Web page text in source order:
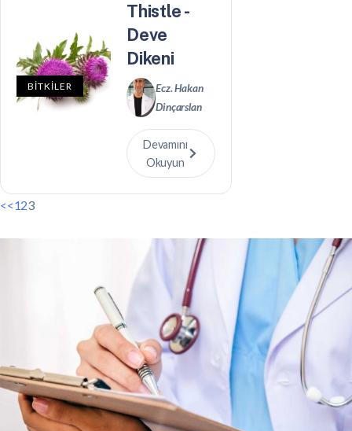
BİTKİLER
Thistle -
Deve
Dikeni
Ecz. Hakan
Dinçarslan
Devamını
Okuyun
<<123